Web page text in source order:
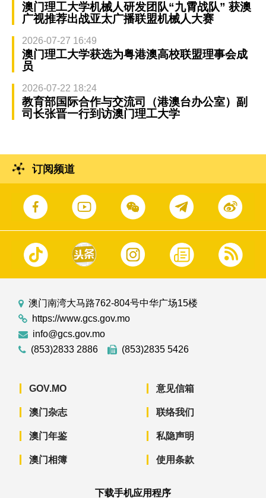
澳门理工大学机械人研发团队“九霄战队” 获澳
广视推荐出战亚太广播联盟机械人大赛
2026-07-27 16:49
澳门理工大学获选为粤港澳高校联盟理事会成
员
2026-07-22 18:24
教育部国际合作与交流司（港澳台办公室）副
司长张晋一行到访澳门理工大学
订阅频道
澳门南湾大马路762-804号中华广场15楼
https://www.gcs.gov.mo
info@gcs.gov.mo
(853)2833 2886
(853)2835 5426
GOV.MO
澳门杂志
澳门年鉴
澳门相簿
意见信箱
联络我们
私隐声明
使用条款
下载手机应用程序